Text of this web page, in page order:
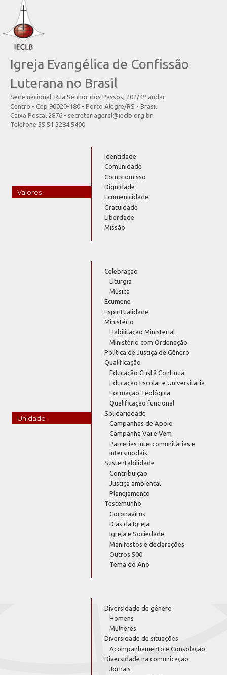
Igreja Evangélica de Confissão
Luterana no Brasil
Sede nacional: Rua Senhor dos Passos, 202/4º andar
Centro - Cep 90020-180 - Porto Alegre/RS - Brasil
Caixa Postal 2876 - secretariageral@ieclb.org.br
Telefone 55 51 3284.5400
Valores
Identidade
Comunidade
Compromisso
Dignidade
Ecumenicidade
Gratuidade
Liberdade
Missão
Unidade
Celebração
Liturgia
Música
Ecumene
Espiritualidade
Ministério
Habilitação Ministerial
Ministério com Ordenação
Política de Justiça de Gênero
Qualificação
Educação Cristã Contínua
Educação Escolar e Universitária
Formação Teológica
Qualificação funcional
Solidariedade
Campanhas de Apoio
Campanha Vai e Vem
Parcerias intercomunitárias e
intersinodais
Sustentabilidade
Contribuição
Justiça ambiental
Planejamento
Testemunho
Coronavírus
Dias da Igreja
Igreja e Sociedade
Manifestos e declarações
Outros 500
Tema do Ano
Diversidade de gênero
Homens
Mulheres
Diversidade de situações
Acompanhamento e Consolação
Diversidade na comunicação
Jornais